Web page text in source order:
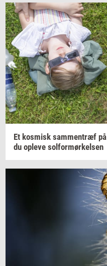
Et kos­misk sam­men­træf på
du op­le­ve sol­for­mør­kel­sen